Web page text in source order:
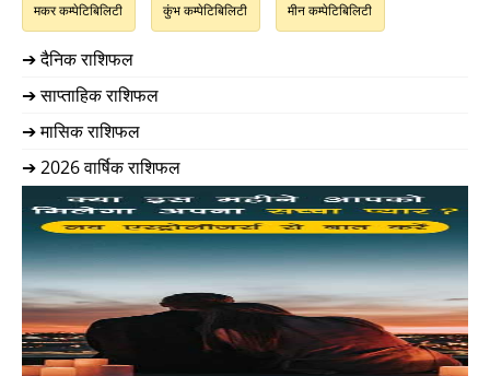
मकर कम्पेटिबिलिटी कुंभ कम्पेटिबिलिटी मीन कम्पेटिबिलिटी
➔ दैनिक राशिफल
➔ साप्ताहिक राशिफल
➔ मासिक राशिफल
➔ 2026 वार्षिक राशिफल